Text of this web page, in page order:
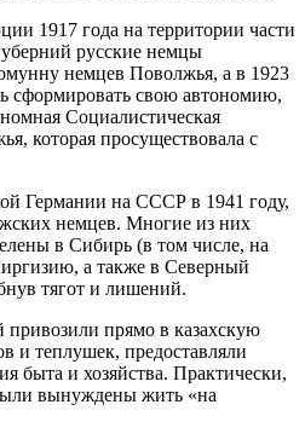
1917 года на территории части
русские немцы
немцев Поволжья, а в 1923
сформировать свою автономию,
Социалистическая
которая просуществовала с
Германии на СССР в 1941 году,
немцев. Многие из них
в Сибирь (в том числе, на
а также в Северный
тягот и лишений.
привозили прямо в казахскую
и теплушек, предоставляли
быта и хозяйства. Практически,
вынуждены жить «на